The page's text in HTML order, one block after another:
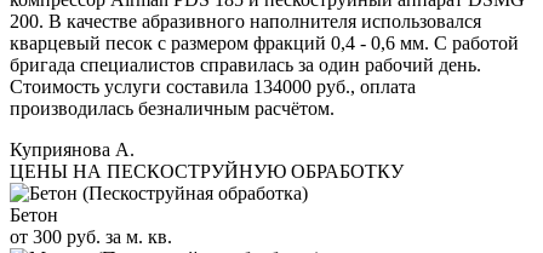
200. В качестве абразивного наполнителя использовался
кварцевый песок с размером фракций 0,4 - 0,6 мм. С работой
бригада специалистов справилась за один рабочий день.
Стоимость услуги составила 134000 руб., оплата
производилась безналичным расчётом.
Куприянова А.
ЦЕНЫ НА ПЕСКОСТРУЙНУЮ ОБРАБОТКУ
Бетон
от 300 руб. за м. кв.